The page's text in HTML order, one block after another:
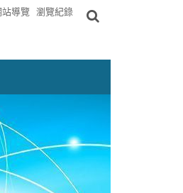
站導覽 瀏覽紀錄